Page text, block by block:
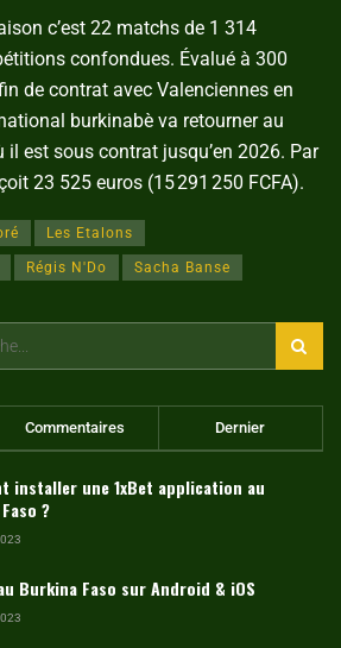
c’est 22 matchs de 1 314
confondues. Évalué à 300
de contrat avec Valenciennes en
burkinabè va retourner au
il est sous contrat jusqu’en 2026. Par
23 525 euros (15 291 250 FCFA).
Les Etalons
Régis N'Do Sacha Banse
Commentaires Dernier
installer une 1xBet application au
?
Burkina Faso sur Android & iOS